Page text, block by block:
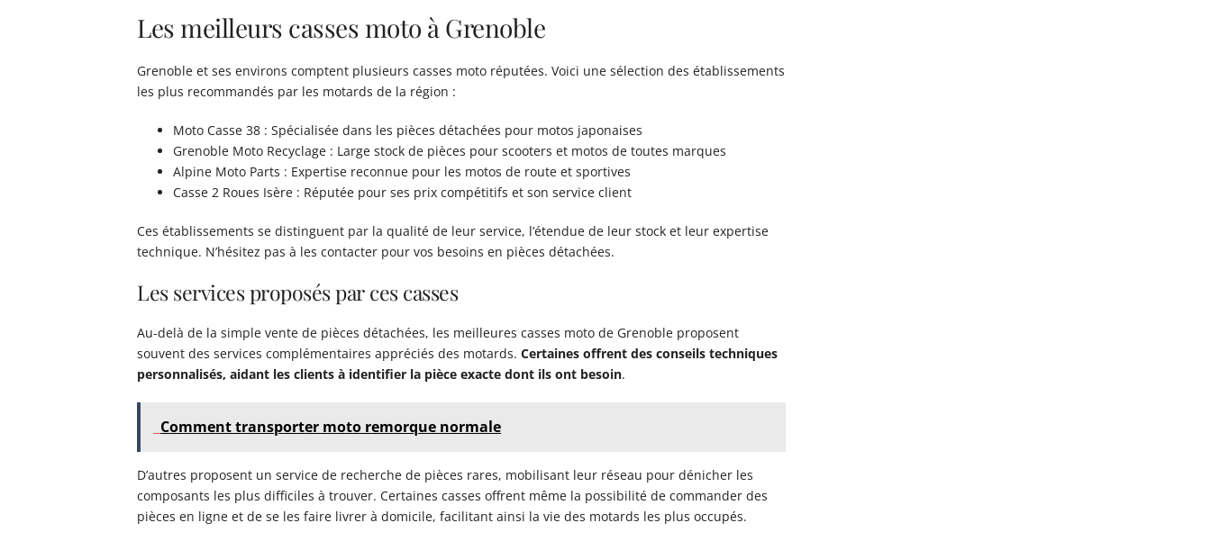
Les meilleurs casses moto à Grenoble
Grenoble et ses environs comptent plusieurs casses moto réputées. Voici une sélection des établissements
les plus recommandés par les motards de la région :
Moto Casse 38 : Spécialisée dans les pièces détachées pour motos japonaises
Grenoble Moto Recyclage : Large stock de pièces pour scooters et motos de toutes marques
Alpine Moto Parts : Expertise reconnue pour les motos de route et sportives
Casse 2 Roues Isère : Réputée pour ses prix compétitifs et son service client
Ces établissements se distinguent par la qualité de leur service, l’étendue de leur stock et leur expertise
technique. N’hésitez pas à les contacter pour vos besoins en pièces détachées.
Les services proposés par ces casses
Au-delà de la simple vente de pièces détachées, les meilleures casses moto de Grenoble proposent
souvent des services complémentaires appréciés des motards. Certaines offrent des conseils techniques
personnalisés, aidant les clients à identifier la pièce exacte dont ils ont besoin.
Comment transporter moto remorque normale
D’autres proposent un service de recherche de pièces rares, mobilisant leur réseau pour dénicher les
composants les plus difficiles à trouver. Certaines casses offrent même la possibilité de commander des
pièces en ligne et de se les faire livrer à domicile, facilitant ainsi la vie des motards les plus occupés.